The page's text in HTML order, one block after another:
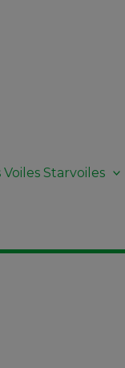
Voiles Starvoiles